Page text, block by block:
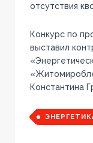
отсутствия
Конкурс по
выставил
Константина